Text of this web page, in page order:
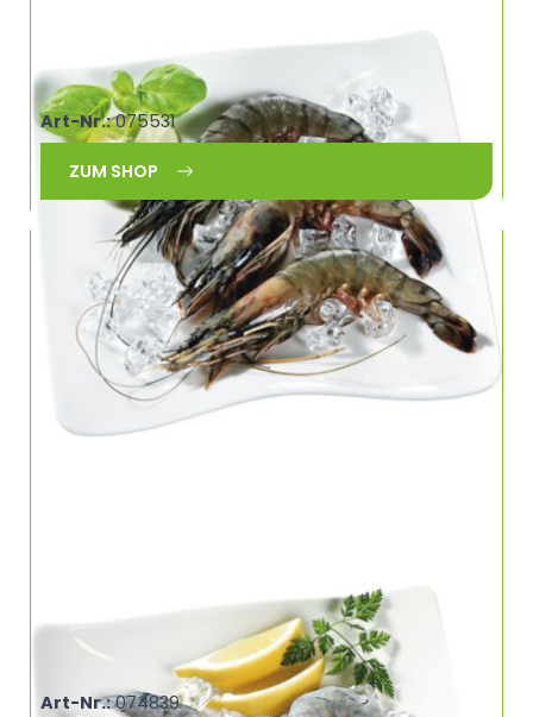
TK Gambas m.Ko.,m.Sch SW 21/30/kg SB
MERMAID, Penaeus monodon, Bangladesch
Art-Nr.:075531
ZUM SHOP
TK Riesengarnelen King Prawns SW ohne Kopf,
ohne Schale 20% Glasur 26/30 MERMAID
FARMED 68626
Art-Nr.:074839